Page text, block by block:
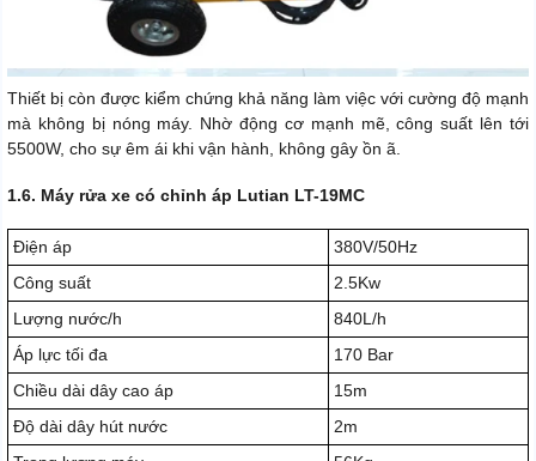
Thiết bị còn được kiểm chứng khả năng làm việc với cường độ mạnh
mà không bị nóng máy. Nhờ động cơ mạnh mẽ, công suất lên tới
5500W, cho sự êm ái khi vận hành, không gây ồn ã.
1.6. Máy rửa xe có chỉnh áp Lutian LT-19MC
Điện áp
380V/50Hz
Công suất
2.5Kw
Lượng nước/h
840L/h
Áp lực tối đa
170 Bar
Chiều dài dây cao áp
15m
Độ dài dây hút nước
2m